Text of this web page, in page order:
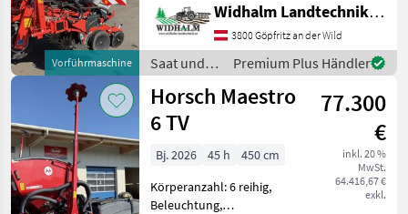
Vorführmaschine
Gummidruckrollen,
Spuranreisser, Beleuchtung
- 6 Reihen mechanischer
Antrieb - Teleskoprahmen
mit variablen Rei
Widhalm Landtechnik GmbH
3800 Göpfritz an der Wild
Saat und
Pflege /
Kuhn
Premium Plus Händler
Horsch Maestro
6 TV
77.300
€
inkl. 20 %
MwSt.
64.416,67 €
exkl.
Bj. 2026 45 h
450 cm
Körperanzahl: 6 reihig,
Beleuchtung,